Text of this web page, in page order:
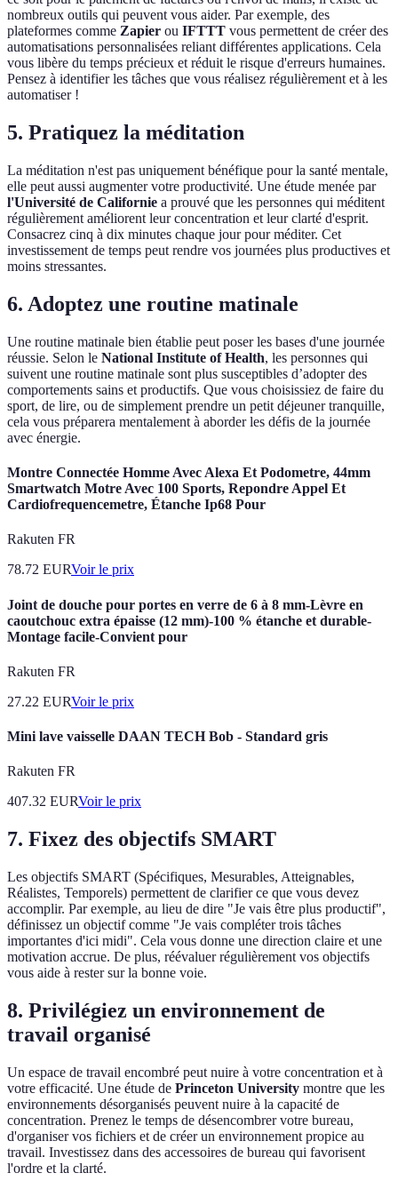
nombreux outils qui peuvent vous aider. Par exemple, des
plateformes comme Zapier ou IFTTT vous permettent de créer des
automatisations personnalisées reliant différentes applications. Cela
vous libère du temps précieux et réduit le risque d'erreurs humaines.
Pensez à identifier les tâches que vous réalisez régulièrement et à les
automatiser !
5. Pratiquez la méditation
La méditation n'est pas uniquement bénéfique pour la santé mentale,
elle peut aussi augmenter votre productivité. Une étude menée par
l'Université de Californie a prouvé que les personnes qui méditent
régulièrement améliorent leur concentration et leur clarté d'esprit.
Consacrez cinq à dix minutes chaque jour pour méditer. Cet
investissement de temps peut rendre vos journées plus productives et
moins stressantes.
6. Adoptez une routine matinale
Une routine matinale bien établie peut poser les bases d'une journée
réussie. Selon le National Institute of Health, les personnes qui
suivent une routine matinale sont plus susceptibles d’adopter des
comportements sains et productifs. Que vous choisissiez de faire du
sport, de lire, ou de simplement prendre un petit déjeuner tranquille,
cela vous préparera mentalement à aborder les défis de la journée
avec énergie.
Montre Connectée Homme Avec Alexa Et Podometre, 44mm
Smartwatch Motre Avec 100 Sports, Repondre Appel Et
Cardiofrequencemetre, Étanche Ip68 Pour
Rakuten FR
78.72 EURVoir le prix
Joint de douche pour portes en verre de 6 à 8 mm-Lèvre en
caoutchouc extra épaisse (12 mm)-100 % étanche et durable-
Montage facile-Convient pour
Rakuten FR
27.22 EURVoir le prix
Mini lave vaisselle DAAN TECH Bob - Standard gris
Rakuten FR
407.32 EURVoir le prix
7. Fixez des objectifs SMART
Les objectifs SMART (Spécifiques, Mesurables, Atteignables,
Réalistes, Temporels) permettent de clarifier ce que vous devez
accomplir. Par exemple, au lieu de dire "Je vais être plus productif",
définissez un objectif comme "Je vais compléter trois tâches
importantes d'ici midi". Cela vous donne une direction claire et une
motivation accrue. De plus, réévaluer régulièrement vos objectifs
vous aide à rester sur la bonne voie.
8. Privilégiez un environnement de
travail organisé
Un espace de travail encombré peut nuire à votre concentration et à
votre efficacité. Une étude de Princeton University montre que les
environnements désorganisés peuvent nuire à la capacité de
concentration. Prenez le temps de désencombrer votre bureau,
d'organiser vos fichiers et de créer un environnement propice au
travail. Investissez dans des accessoires de bureau qui favorisent
l'ordre et la clarté.